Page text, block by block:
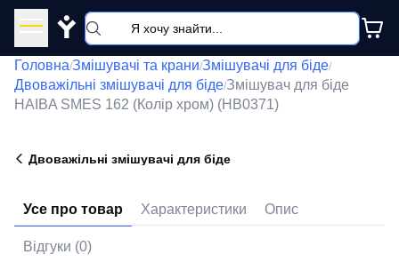
Y
Головна/Змішувачі та крани/Змішувачі для біде/
Двоважільні змішувачі для біде/Змішувач для біде
HAIBA SMES 162 (Колір хром) (HB0371)
Двоважільні змішувачі для біде
Усе про товар Характеристики Опис
Відгуки (0)